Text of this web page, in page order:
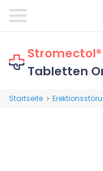
Stromectol®
Tabletten
Startseite >